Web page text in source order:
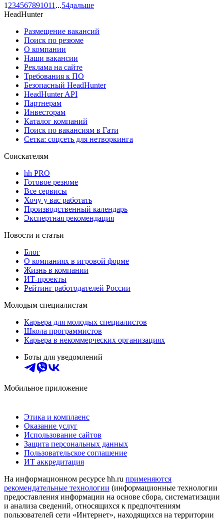
1 234567891011 ...54дальше
HeadHunter
Размещение вакансий
Поиск по резюме
О компании
Наши вакансии
Реклама на сайте
Требования к ПО
Безопасный HeadHunter
HeadHunter API
Партнерам
Инвесторам
Каталог компаний
Поиск по вакансиям в Гати
Сетка: соцсеть для нетворкинга
Соискателям
hh PRO
Готовое резюме
Все сервисы
Хочу у вас работать
Производственный календарь
Экспертная рекомендация
Новости и статьи
Блог
О компаниях в игровой форме
Жизнь в компании
ИТ-проекты
Рейтинг работодателей России
Молодым специалистам
Карьера для молодых специалистов
Школа программистов
Карьера в некоммерческих организациях
Боты для уведомлений
Мобильное приложение
Этика и комплаенс
Оказание услуг
Использование сайтов
Защита персональных данных
Пользовательское соглашение
ИТ аккредитация
На информационном ресурсе hh.ru применяются
рекомендательные технологии (информационные технологии
предоставления информации на основе сбора, систематизации
и анализа сведений, относящихся к предпочтениям
пользователей сети «Интернет», находящихся на территории